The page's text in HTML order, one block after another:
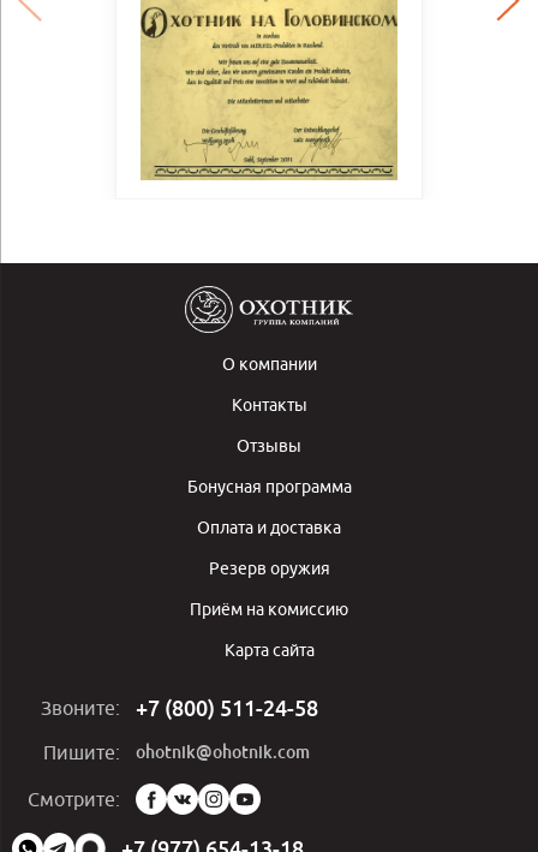
О компании
Контакты
Отзывы
Бонусная программа
Оплата и доставка
Резерв оружия
Приём на комиссию
Карта сайта
Звоните: +7 (800) 511-24-58
Пишите: ohotnik@ohotnik.com
Смотрите:
Мы
в
социальных